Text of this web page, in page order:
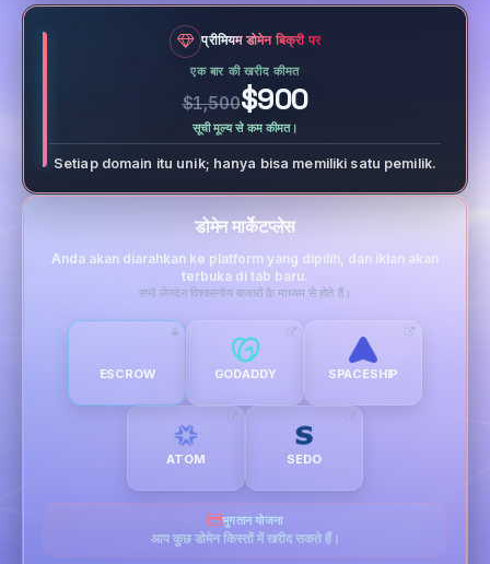
प्रीमियम डोमेन बिक्री पर
एक बार की खरीद कीमत
$1,500$900
सूची मूल्य से कम कीमत।
Setiap domain itu unik; hanya bisa memiliki satu pemilik.
डोमेन मार्केटप्लेस
Anda akan diarahkan ke platform yang dipilih, dan iklan akan
terbuka di tab baru.
सभी लेनदेन विश्वसनीय बाजारों के माध्यम से होते हैं।
ESCROW GODADDY SPACESHIP
ATOM SEDO
भुगतान योजना
आप कुछ डोमेन किस्तों में खरीद सकते हैं।